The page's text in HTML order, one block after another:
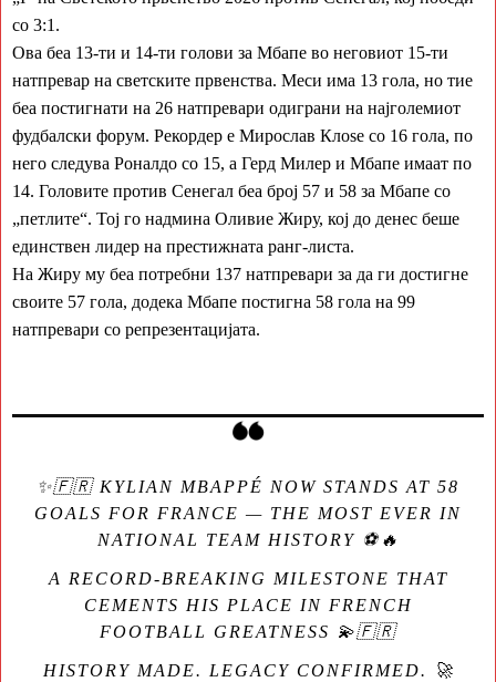
со 3:1.
Ова беа 13-ти и 14-ти голови за Мбапе во неговиот 15-ти
натпревар на светските првенства. Меси има 13 гола, но тие
беа постигнати на 26 натпревари одиграни на најголемиот
фудбалски форум. Рекордер е Мирослав Клоsе со 16 гола, по
него следува Роналдо со 15, а Герд Милер и Мбапе имаат по
14. Головите против Сенегал беа број 57 и 58 за Мбапе со
„петлите“. Тој го надмина Оливие Жиру, кој до денес беше
единствен лидер на престижната ранг-листа.
На Жиру му беа потребни 137 натпревари за да ги достигне
своите 57 гола, додека Мбапе постигна 58 гола на 99
натпревари со репрезентацијата.
✨🇫🇷 KYLIAN MBAPPÉ NOW STANDS AT 58
GOALS FOR FRANCE — THE MOST EVER IN
NATIONAL TEAM HISTORY ⚽🔥
A RECORD-BREAKING MILESTONE THAT
CEMENTS HIS PLACE IN FRENCH
FOOTBALL GREATNESS 💫🇫🇷
HISTORY MADE. LEGACY CONFIRMED. 🚀